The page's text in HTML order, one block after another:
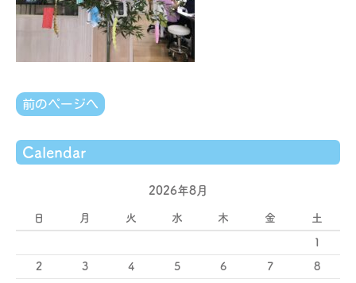
前のページへ
Calendar
2026年8月
日 月 火 水 木 金 土
1
2 3 4 5 6 7 8